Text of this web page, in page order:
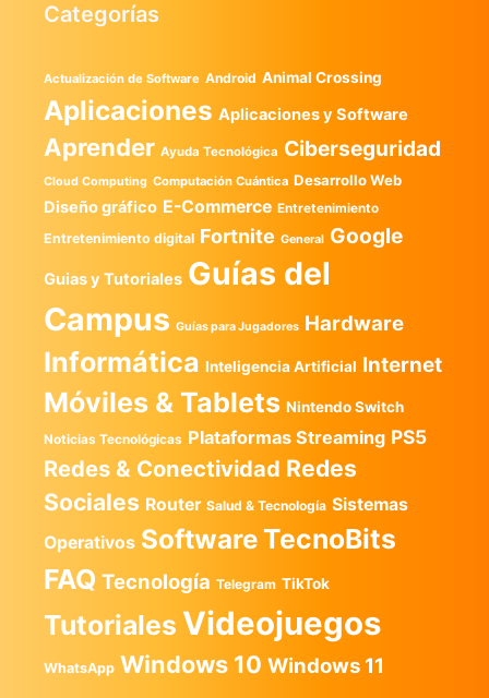
Categorías
Actualización de Software Android Animal Crossing
Aplicaciones Aplicaciones y Software
Aprender Ayuda Tecnológica Ciberseguridad
Cloud Computing Computación Cuántica Desarrollo Web
Diseño gráfico E-Commerce Entretenimiento
Entretenimiento digital Fortnite General Google
Guias y Tutoriales Guías del
Campus Guías para Jugadores Hardware
Informática Inteligencia Artificial Internet
Móviles & Tablets Nintendo Switch
Noticias Tecnológicas Plataformas Streaming PS5
Redes & Conectividad Redes
Sociales Router Salud & Tecnología Sistemas
Operativos SoftwareTecnoBits
FAQ Tecnología Telegram TikTok
Tutoriales Videojuegos
WhatsApp Windows 10 Windows 11